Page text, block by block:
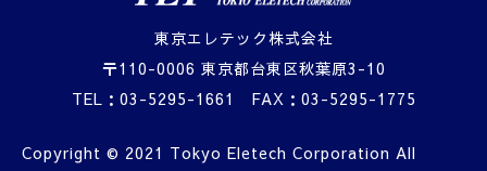
東京エレテック株式会社
〒110-0006 東京都台東区秋葉原3-10
TEL： 03-5295-1661 FAX：03-5295-1775
Copyright © 2021 Tokyo Eletech Corporation All